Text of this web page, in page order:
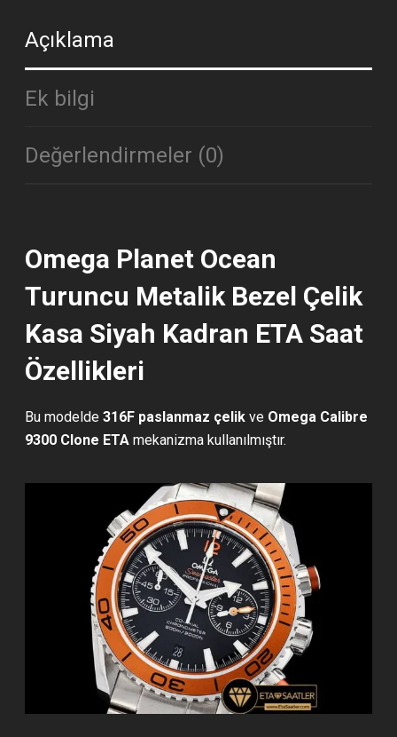
Açıklama
Ek bilgi
Değerlendirmeler (0)
Omega Planet Ocean
Turuncu Metalik Bezel Çelik
Kasa Siyah Kadran ETA Saat
Özellikleri
Bu modelde316F paslanmaz çelik ve Omega Calibre
9300 Clone ETA mekanizma kullanılmıştır.